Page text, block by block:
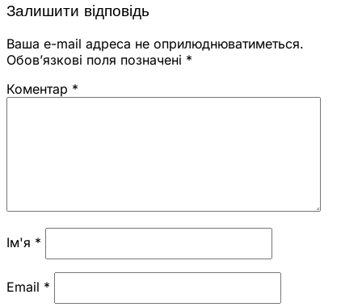
Залишити відповідь
Ваша e-mail адреса не оприлюднюватиметься.
Обов’язкові поля позначені *
Коментар *
Ім'я *
Email *